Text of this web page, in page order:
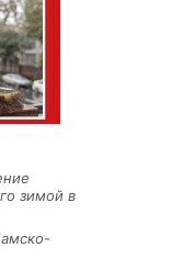
зимой в